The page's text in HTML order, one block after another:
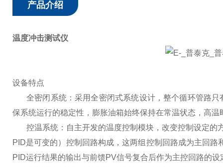
产品介绍
温度冲击测试仪
设备特点
全密闭系统：采用全密闭式系统设计，整个循环管路
保系统运行的稳定性，膨胀油箱始终保持在常温状态，高
控温系统：自主开发的温度控制模块，改变控制设定
PID是可变的）控制回路构成，这两组控制回路成为主回
PID运行结果的输出与前馈PV信号复合后作为主控回路的